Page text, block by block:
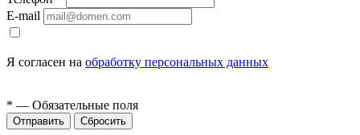
E-mail
Я согласен на обработку персональных данных
* — Обязательные поля
Сбросить